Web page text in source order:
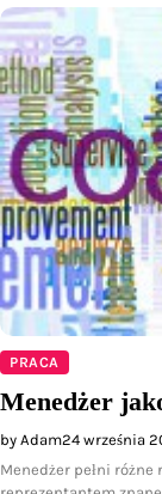
PRACA
Menedżer
by Adam24 września
Menedżer pełni różne